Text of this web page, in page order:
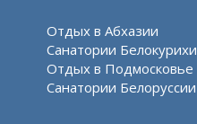
Отдых в Абхазии
Санатории Белокурихи
Отдых в Подмосковье
Санатории Белоруссии